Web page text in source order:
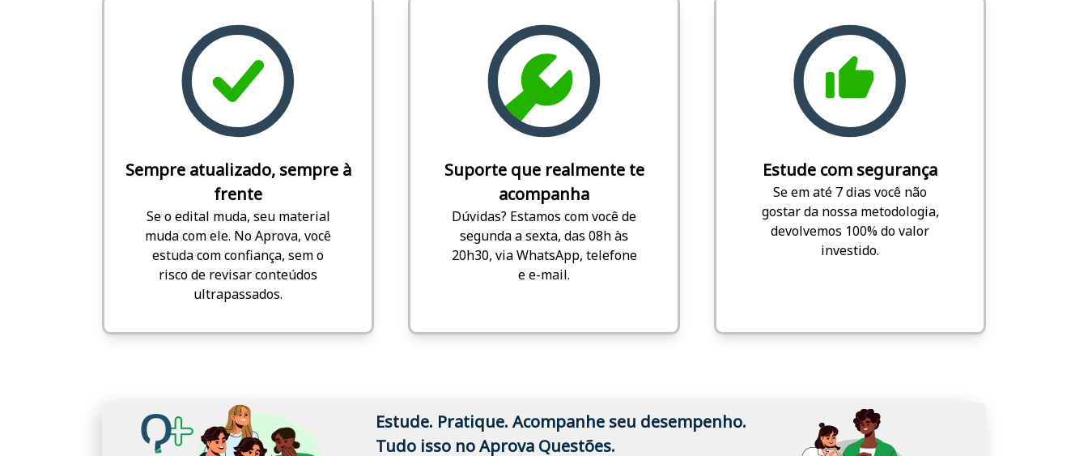
Sempre atualizado, sempre à
frente
Se o edital muda, seu material
muda com ele. No Aprova, você
estuda com confiança, sem o
risco de revisar conteúdos
ultrapassados.
Suporte que realmente te
acompanha
Dúvidas? Estamos com você de
segunda a sexta, das 08h às
20h30, via WhatsApp, telefone
e e-mail.
Estude com segurança
Se em até 7 dias você não
gostar da nossa metodologia,
devolvemos 100% do valor
investido.
Estude. Pratique. Acompanhe seu desempenho.
Tudo isso no Aprova Questões.